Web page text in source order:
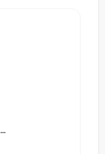
THERMOVAL Mata grzejna, grzewcza, elektryczna pod płytki TV TO 50 170 W/m² – 8m²